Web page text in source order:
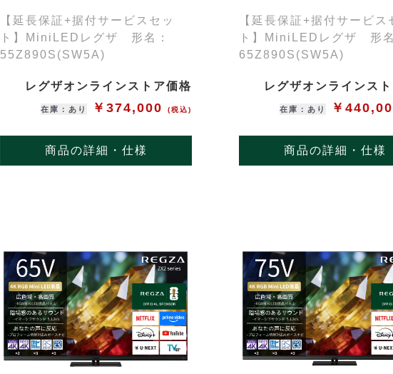
【延長保証+据付サービスセッ
ト】MiniLEDレグザ 形名：
55Z890S(SW5A)
レグザオンラインストア価格
在庫：あり ￥374,000(税込)
商品の詳細・仕様
【延長保証+据付サービス
ト】MiniLEDレグザ 形名
65Z890S(SW5A)
レグザオンラインス
在庫：あり ￥
商品の詳細・仕様